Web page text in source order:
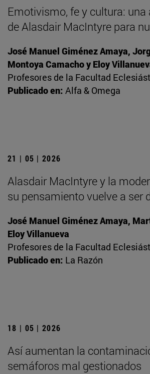
Emotivismo, fe y cultura: una
de Alasdair MacIntyre para
José Manuel Giménez Amaya,
Montoya Camacho y Eloy
Profesores de la Facultad
Publicado en: Alfa & Omega
21 | 05 | 2026
Alasdair MacIntyre y la
su pensamiento vuelve a ser
José Manuel Giménez Amaya,
Eloy Villanueva
Profesores de la Facultad
Publicado en: La Razón
18 | 05 | 2026
Así aumentan la
semáforos mal gestionados